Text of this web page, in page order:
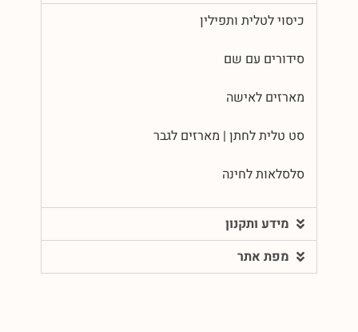
כיסוי לטלית ותפילין
סידורים עם שם
מארזים לאישה
סט טלית לחתן | מארזים לגבר
סלסלאות לחינה
מידע ותקנון
מפת אתר